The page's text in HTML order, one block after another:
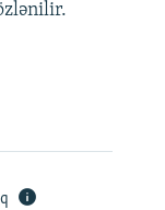
480p